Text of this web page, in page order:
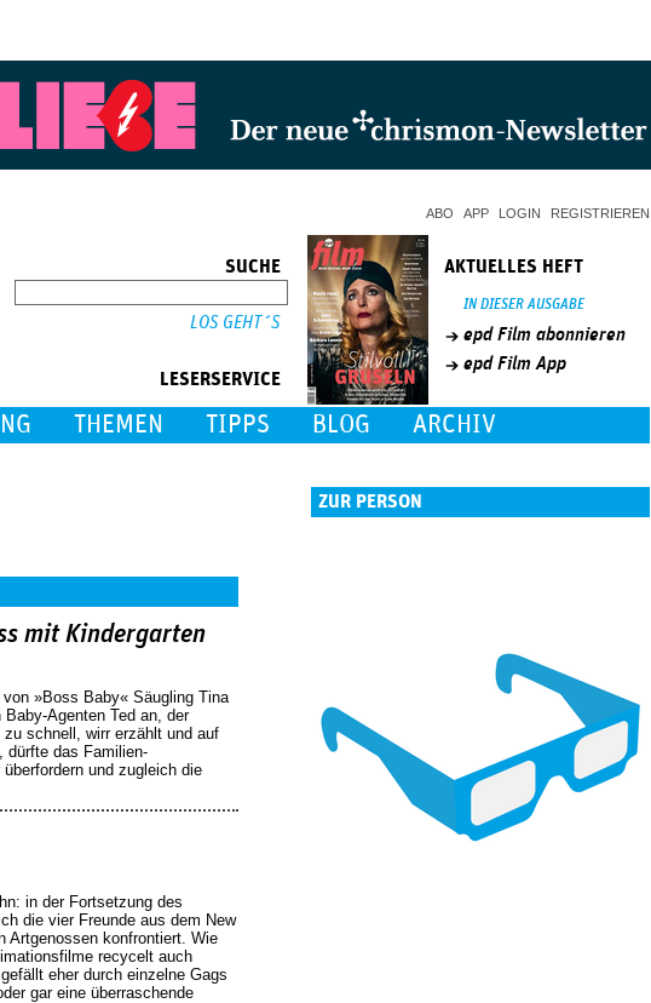
ABO APP LOGIN REGISTRIEREN
SUCHE
LESERSERVICE
AKTUELLES HEFT
IN DIESER AUSGABE
epd Film abonnieren
epd Film App
THEMEN TIPPS BLOG ARCHIV
mit Kindergarten
»Boss Baby« Säugling Tina
Agenten Ted an, der
schnell, wirr erzählt und auf
dürfte das Familien-
und zugleich die
in der Fortsetzung des
die vier Freunde aus dem New
Artgenossen konfrontiert. Wie
recycelt auch
eher durch einzelne Gags
gar eine überraschende
ZUR PERSON